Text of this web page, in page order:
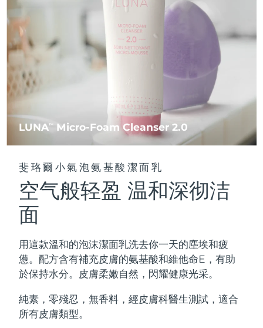
LUNATM Micro-Foam Cleanser 2.0
斐珞爾小氣泡氨基酸潔面乳
空气般轻盈 温和深彻洁
面
用這款溫和的泡沫潔面乳洗去你一天的塵埃和疲
憊。配方含有補充皮膚的氨基酸和維他命E，有助
於保持水分。皮膚柔嫩自然，閃耀健康光采。
純素，零殘忍，無香料，經皮膚科醫生測試，適合
所有皮膚類型。
LUNA™ 4 mini
For young skin, T-zone
LUNA™ 4 go
LUNA™護膚
Premium cleansers & balm
LUNA™ 設備
All facial cleansing devices
面部提拉護理
Premium anti-aging skincare
BEAR™ 設備
UFO™ 3 mini
Red light therapy device for young skin
Portable red light therapy
面膜
UFO™ 設備
issa™ 4 smile
Hybrid silicone sonic toothbrush
For ages 0-3
issa™ Teeth Whitening Set
ISSA™ 設備
FAQ™ 101
Clinical anti-aging
FAQ™ 102
FAQ™ 103
Luxurious clinical anti-aging set
FAQ™ P1 Primer
Manuka honey primer
FAQ™護膚品
All FAQ™ skincare
FAQ™產品
All anti-aging treatments
FAQ™ 201
FAQ™ 202
FAQ™ 211
Anti-aging neck & décolleté LED mask
FAQ™ 221
Anti-aging LED hand mask
FAQ™護膚品
All FAQ™ skincare
FAQ™產品
All LED treatments
生髮
LED hair strengthening scalp massager
FAQ™ Scalp Serum
FAQ™護膚品
FAQ™產品
All hair treatments
肌膚年輕化
Full-Spectrum Red Light Therapy
FAQ™ 502
FAQ™ Red Light Serum
FAQ™ skincare
All FAQ™ skincare
FAQ™ products
保健品
NEW
專業治療
PEACH™ 2 Pro Max
Professional IPL hair removal device
PEACH™ 2
BEAR™ 2 body
Microcurrent body toning
LUNA™ 4 body
痘肌護理 眼部護理
中國 預計送達日期08/08/2026
哥倫比亞 12/08/2026
克羅埃西亞 08/08/2026
賽普勒斯 09/08/2026
捷克 預計送達日期 08/08/2026
丹麥 預計送達日期08/08/2026
愛沙尼亞 預計送達日期
芬蘭 預計送達日期08/08/2026
法屬玻里尼西亞 預計送達日期12/08/2026
直布羅陀